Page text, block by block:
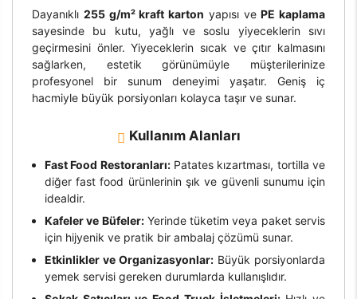
Dayanıklı 255 g/m² kraft karton yapısı vePE kaplama
sayesinde bu kutu, yağlı ve soslu yiyeceklerin sıvı
geçirmesini önler. Yiyeceklerin sıcak ve çıtır kalmasını
sağlarken, estetik görünümüyle müşterilerinize
profesyonel bir sunum deneyimi yaşatır. Geniş iç
hacmiyle büyük porsiyonları kolayca taşır ve sunar.
Kullanım Alanları
Fast Food Restoranları:Patates kızartması, tortilla ve
diğer fast food ürünlerinin şık ve güvenli sunumu için
idealdir.
Kafeler ve Büfeler:Yerinde tüketim veya paket servis
için hijyenik ve pratik bir ambalaj çözümü sunar.
Etkinlikler ve Organizasyonlar: Büyük porsiyonlarda
yemek servisi gereken durumlarda kullanışlıdır.